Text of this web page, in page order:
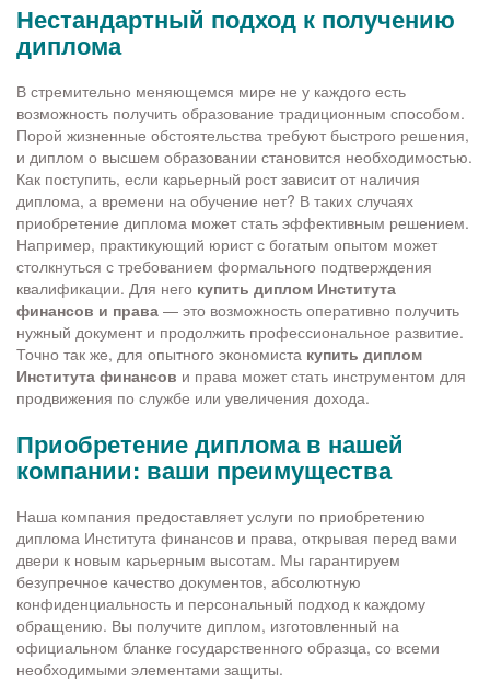
Нестандартный подход к получению
диплома
В стремительно меняющемся мире не у каждого есть
возможность получить образование традиционным способом.
Порой жизненные обстоятельства требуют быстрого решения,
и диплом о высшем образовании становится необходимостью.
Как поступить, если карьерный рост зависит от наличия
диплома, а времени на обучение нет? В таких случаях
приобретение диплома может стать эффективным решением.
Например, практикующий юрист с богатым опытом может
столкнуться с требованием формального подтверждения
квалификации. Для него купить диплом Института
финансов и права — это возможность оперативно получить
нужный документ и продолжить профессиональное развитие.
Точно так же, для опытного экономиста купить диплом
Института финансов и права может стать инструментом для
продвижения по службе или увеличения дохода.
Приобретение диплома в нашей
компании: ваши преимущества
Наша компания предоставляет услуги по приобретению
диплома Института финансов и права, открывая перед вами
двери к новым карьерным высотам. Мы гарантируем
безупречное качество документов, абсолютную
конфиденциальность и персональный подход к каждому
обращению. Вы получите диплом, изготовленный на
официальном бланке государственного образца, со всеми
необходимыми элементами защиты.